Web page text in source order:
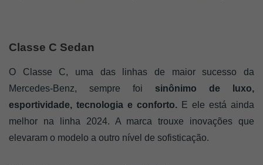
Classe C Sedan
O Classe C, uma das linhas de maior sucesso da
Mercedes-Benz, sempre foi sinônimo de luxo,
esportividade, tecnologia e conforto. E ele está ainda
melhor na linha 2024. A marca trouxe inovações que
elevaram o modelo a outro nível de sofisticação.